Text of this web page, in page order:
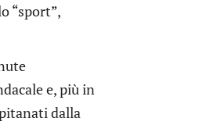
“sport”,
e, più in
dalla